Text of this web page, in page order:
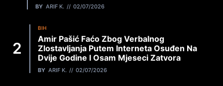
BY ARIF K. 02/07/2026
BIH
Amir Pašić Faćo Zbog Verbalnog
Zlostavljanja Putem Interneta Osuđen Na
Dvije Godine I Osam Mjeseci Zatvora
BY ARIF K. 02/07/2026